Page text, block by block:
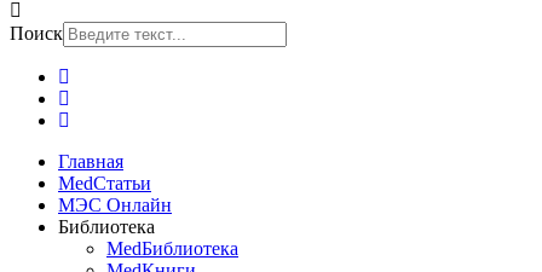
Поиск
Главная
MedСтатьи
МЭС Онлайн
Библиотека
MedБиблиотека